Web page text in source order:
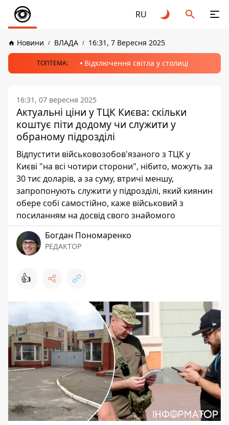
RU
Новини ВЛАДА 16:31, 7 Вересня 2025
ТОПТЕМА: Відключення світла у столиці
16:31, 07 вересня 2025
Актуальні ціни у ТЦК Києва: скільки
коштує піти додому чи служити у
обраному підрозділі
Відпустити військовозобов'язаного з ТЦК у
Києві "на всі чотири сторони", нібито, можуть за
30 тис доларів, а за суму, втричі меншу,
запропонують служити у підрозділі, який киянин
обере собі самостійно, каже військовий з
посиланням на досвід свого знайомого
Богдан Пономаренко
РЕДАКТОР
👍